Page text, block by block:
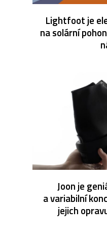
Lightfoot je
na solární
Joon je
a variabilní
jejich